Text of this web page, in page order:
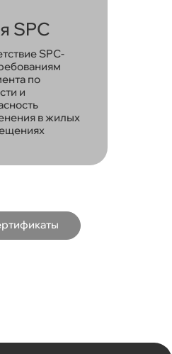
SPC
SPC-
по
и
в жилых